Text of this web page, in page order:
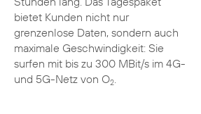
bietet Kunden nicht nur
grenzenlose Daten, sondern auch
maximale Geschwindigkeit: Sie
surfen mit bis zu 300 MBit/s im 4G-
und 5G-Netz von O2.